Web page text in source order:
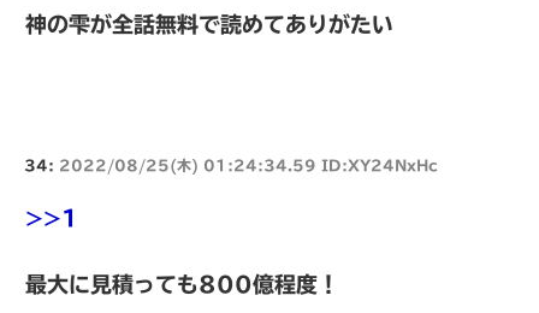
神の雫が全話無料で読めてありがたい
34: 2022/08/25(木) 01:24:34.59 ID:XY24NxHc
>>1
最大に見積っても800億程度！